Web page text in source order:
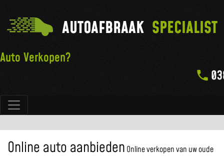
Hoofdnavigatie
AUTOAFBRAAK SPECIALIST
Auto Verkopen?
Online auto aanbieden Online verkopen van uw oude